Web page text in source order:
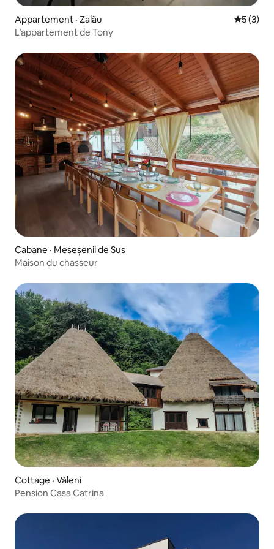
Appartement · Zalău Note
5 (3)
L’appartement de Tony
Cabane · Meseșenii de Sus
Maison du chasseur
Cottage · Văleni
Pension Casa Catrina